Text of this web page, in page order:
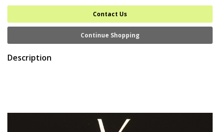
Contact Us
Continue Shopping
Description